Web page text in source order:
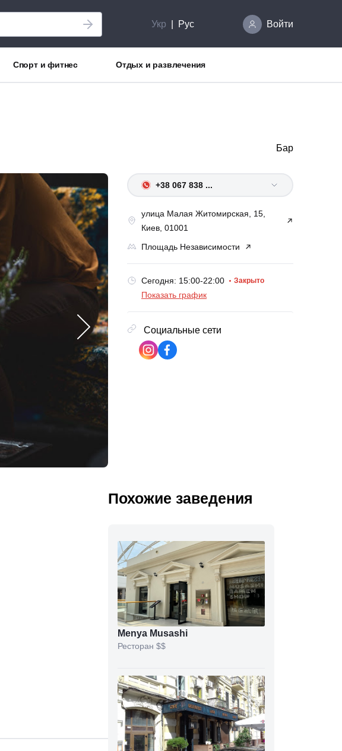
Укр Рус Войти
Спорт и фитнес Отдых и развлечения
Бар
+38 067 838 ...
улица Малая Житомирская, 15,
Киев, 01001
Площадь Независимости
Сегодня: 15:00-22:00 Закрыто
Показать график
Социальные сети
Похожие заведения
Menya Musashi
Ресторан $$